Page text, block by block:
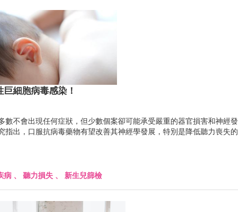
細胞病毒感染！
數不會出現任何症狀，但少數個案卻可能承受嚴重的器官損害和神經發
指出，口服抗病毒藥物有望改善其神經學發展，特別是降低聽力喪失的
病 、 聽力損失 、 新生兒篩檢